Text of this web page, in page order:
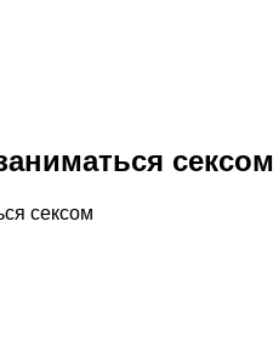
сексом
сексом